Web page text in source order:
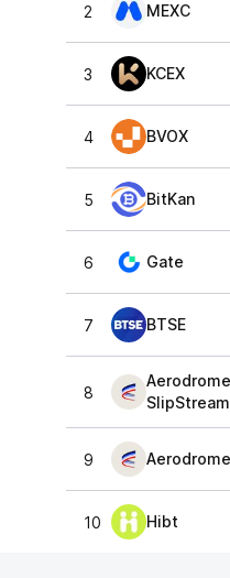
2 MEXC
3 KCEX
4 BVOX
5 BitKan
6 Gate
7 BTSE
8
Aerodrome
SlipStream
9
10 Hibt